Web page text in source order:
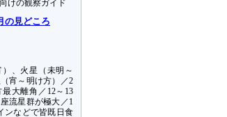
けの観察ガイド
の見どころ
、火星（未明～
宵～明け方）／2
大離角／12～13
流星群が極大／1
ンなどで皆既日食